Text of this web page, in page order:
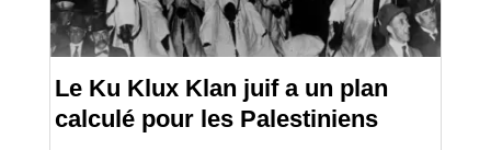
Le Ku Klux Klan juif a un plan
calculé pour les Palestiniens